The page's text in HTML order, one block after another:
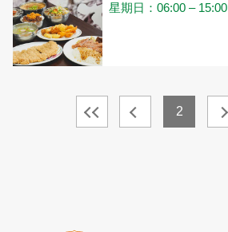
星期日：06:00 – 15:00
2